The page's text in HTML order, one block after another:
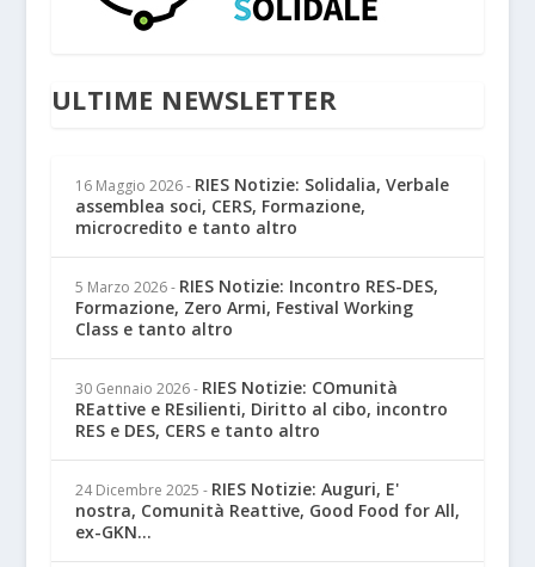
ULTIME NEWSLETTER
16 Maggio 2026 - RIES Notizie: Solidalia, Verbale
assemblea soci, CERS, Formazione,
microcredito e tanto altro
5 Marzo 2026 - RIES Notizie: Incontro RES-DES,
Formazione, Zero Armi, Festival Working
Class e tanto altro
30 Gennaio 2026 - RIES Notizie: COmunità
REattive e REsilienti, Diritto al cibo, incontro
RES e DES, CERS e tanto altro
24 Dicembre 2025 - RIES Notizie: Auguri, E'
nostra, Comunità Reattive, Good Food for All,
ex-GKN...